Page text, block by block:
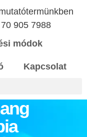
905 7988
módok
Kapcsolat